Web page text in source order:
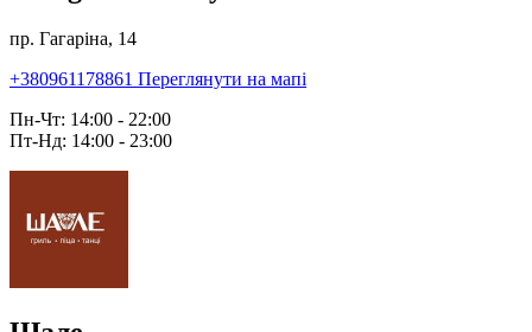
пр. Гагаріна, 14
+380961178861 Переглянути на мапі
Пн-Чт: 14:00 - 22:00
Пт-Нд: 14:00 - 23:00